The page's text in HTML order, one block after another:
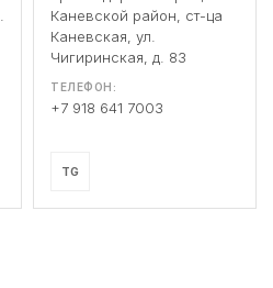
Каневской район, ст-ца
Каневская, ул.
Чигиринская, д. 83
ТЕЛЕФОН:
+7 918 641 7003
TG